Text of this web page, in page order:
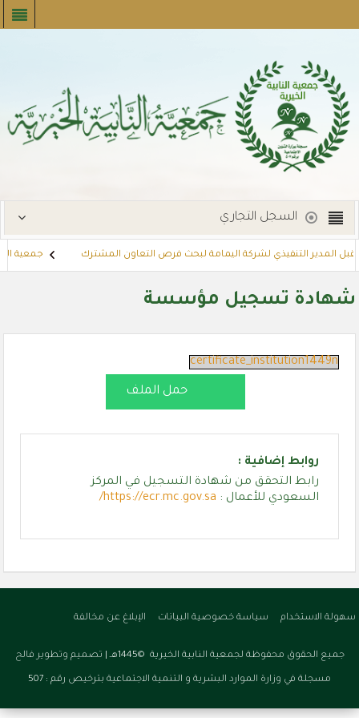
السجل التجاري
المدير التنفيذي لشركة اليمامة لبحث فرص التعاون المشترك جمعية
شهادة تسجيل مؤسسة
certificate_institution1449n
حمل الملف
روابط إضافية :
رابط التحقق من شهادة التسجيل في المركز
السعودي للأعمال : https://ecr.mc.gov.sa/
سهولة الاستخدام سياسة خصوصية البيانات الإبلاغ عن مخالفة
جميع الحقوق محفوظة لجمعية النابية الخيرية ©1445هـ | تصميم وتطوير فالح
مسجلة في وزارة الموارد البشرية و التنمية الاجتماعية بترخيص رقم : 507